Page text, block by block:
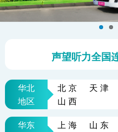
声望听力全国
华北 北京 天津
山西
地区
华东 上海 山东